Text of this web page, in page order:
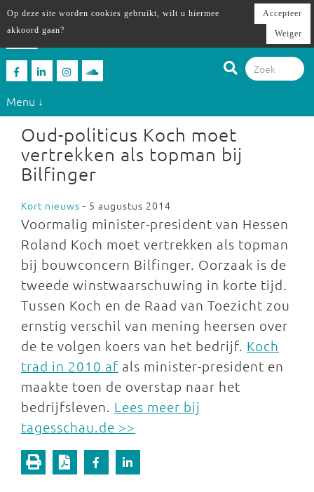
Menu ↓
Oud-politicus Koch moet
vertrekken als topman bij
Bilfinger
Kort nieuws - 5 augustus 2014
Voormalig minister-president van Hessen
Roland Koch moet vertrekken als topman
bij bouwconcern Bilfinger. Oorzaak is de
tweede winstwaarschuwing in korte tijd.
Tussen Koch en de Raad van Toezicht zou
ernstig verschil van mening heersen over
de te volgen koers van het bedrijf. Koch
trad in 2010 af als minister-president en
maakte toen de overstap naar het
bedrijfsleven. Lees meer bij
tagesschau.de >>
Op deze site worden cookies gebruikt, wilt u hiermee
akkoord gaan?
Accepteer
Weiger